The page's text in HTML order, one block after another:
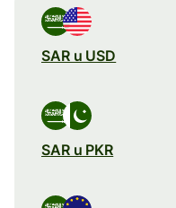
SAR u USD
SAR u PKR